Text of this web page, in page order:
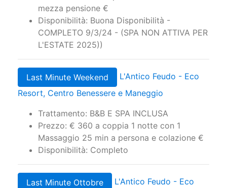
mezza pensione €
Disponibilità: Buona Disponibilità -
COMPLETO 9/3/24 - (SPA NON ATTIVA PER
L'ESTATE 2025))
Last Minute Weekend
L'Antico Feudo - Eco
Resort, Centro Benessere e Maneggio
Trattamento: B&B E SPA INCLUSA
Prezzo: € 360 a coppia 1 notte con 1
Massaggio 25 min a persona e colazione €
Disponibilità: Completo
Last Minute Ottobre
L'Antico Feudo - Eco